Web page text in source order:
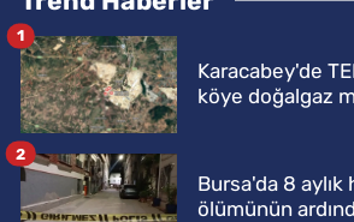
Karacabey'de
köye doğalgaz
1
Bursa'da 8 aylık
ölümünün
2